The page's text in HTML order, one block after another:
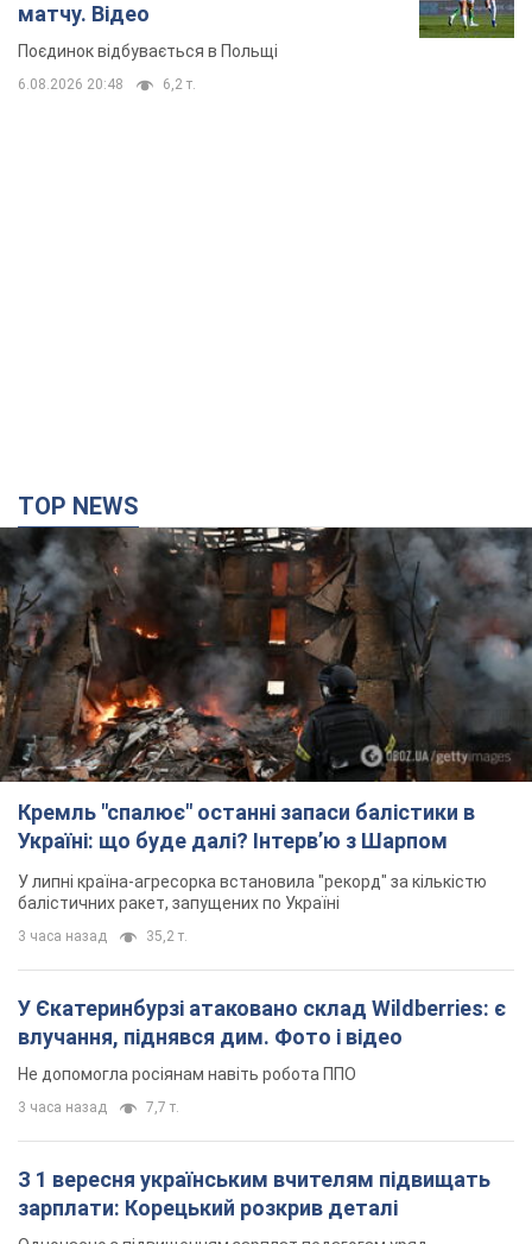
матчу. Відео
Поєдинок відбувається в Польщі
6.08.2026 20:48 6,2 т.
TOP NEWS
Кремль "спалює" останні запаси балістики в
Україні: що буде далі? Інтерв’ю з Шарпом
У липні країна-агресорка встановила "рекорд" за кількістю
балістичних ракет, запущених по Україні
3 часа назад 35,2 т.
У Єкатеринбурзі атаковано склад Wildberries: є
влучання, піднявся дим. Фото і відео
Не допомогла росіянам навіть робота ППО
3 часа назад 7,7 т.
З 1 вересня українським вчителям підвищать
зарплати: Корецький розкрив деталі